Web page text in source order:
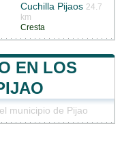
Cuchilla Pijaos 24.7
km
Cresta
EN LOS
municipio de Pijao